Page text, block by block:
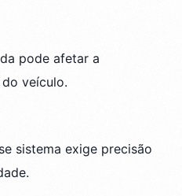
pode afetar a
veículo.
sistema exige precisão